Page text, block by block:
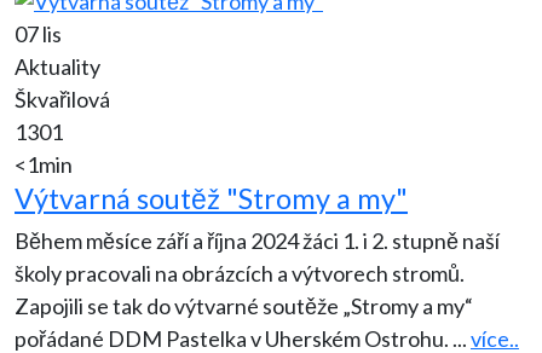
07 lis
Aktuality
Škvařilová
1301
<1min
Výtvarná soutěž "Stromy a my"
Během měsíce září a října 2024 žáci 1. i 2. stupně naší
školy pracovali na obrázcích a výtvorech stromů.
Zapojili se tak do výtvarné soutěže „Stromy a my“
pořádané DDM Pastelka v Uherském Ostrohu. ...více..